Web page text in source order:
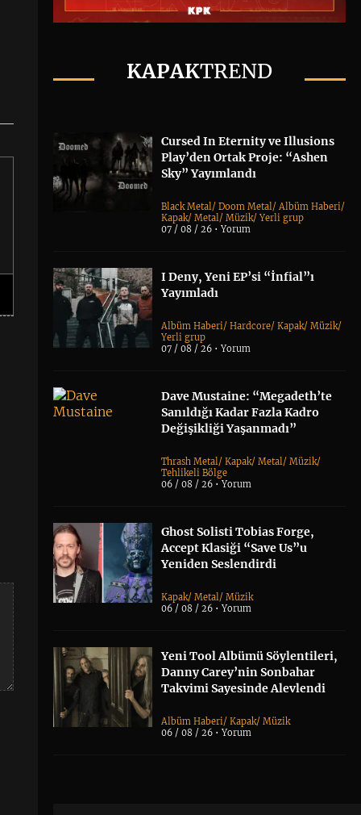
KAPAKTREND
Cursed In Eternity ve Illusions
Play’den Ortak Proje: “Ashen
Sky” Yayımlandı
Black Metal/Doom Metal/Albüm Haberi/
Kapak/Metal/Müzik/Yerli grup
07 / 08 / 26 •Yorum
I Deny, Yeni EP’si “İnfial”ı
Yayımladı
Albüm Haberi/Hardcore/Kapak/Müzik/
Yerli grup
07 / 08 / 26 •Yorum
Dave Mustaine: “Megadeth’te
Sanıldığı Kadar Fazla Kadro
Değişikliği Yaşanmadı”
Thrash Metal/Kapak/Metal/Müzik/
Tehlikeli Bölge
06 / 08 / 26 •Yorum
Ghost Solisti Tobias Forge,
Accept Klasiği “Save Us”u
Yeniden Seslendirdi
Kapak/Metal/Müzik
06 / 08 / 26 •Yorum
Yeni Tool Albümü Söylentileri,
Danny Carey’nin Sonbahar
Takvimi Sayesinde Alevlendi
Albüm Haberi/Kapak/Müzik
06 / 08 / 26 •Yorum